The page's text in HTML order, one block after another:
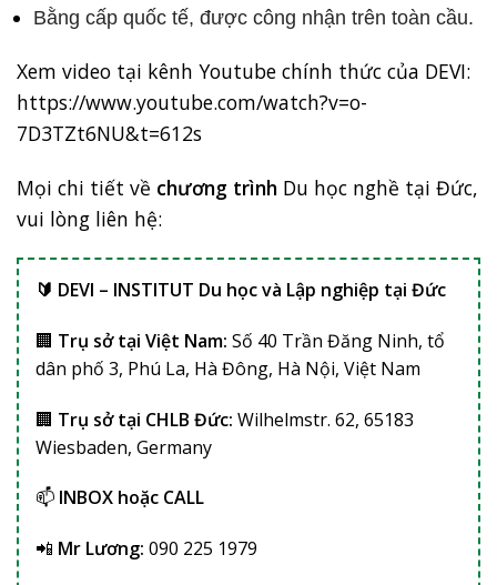
Bằng cấp quốc tế, được công nhận trên toàn cầu.
Xem video tại kênh Youtube chính thức của DEVI:
https://www.youtube.com/watch?v=o-
7D3TZt6NU&t=612s
Mọi chi tiết về chương trình Du học nghề tại Đức,
vui lòng liên hệ:
🔰 DEVI – INSTITUT Du học và Lập nghiệp tại Đức
🏢 Trụ sở tại Việt Nam: Số 40 Trần Đăng Ninh, tổ
dân phố 3, Phú La, Hà Đông, Hà Nội, Việt Nam
🏢 Trụ sở tại CHLB Đức: Wilhelmstr. 62, 65183
Wiesbaden, Germany
📫 INBOX hoặc CALL
📲 Mr Lương: 090 225 1979